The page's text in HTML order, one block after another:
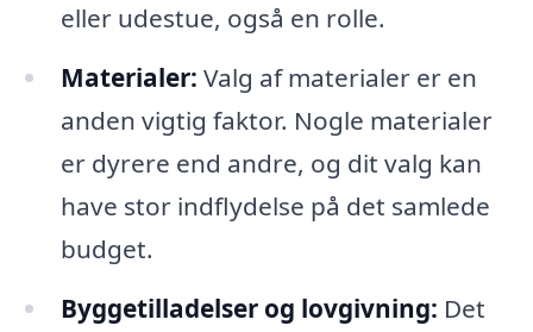
eller udestue, også en rolle.
Materialer: Valg af materialer er en
anden vigtig faktor. Nogle materialer
er dyrere end andre, og dit valg kan
have stor indflydelse på det samlede
budget.
Byggetilladelser og lovgivning: Det